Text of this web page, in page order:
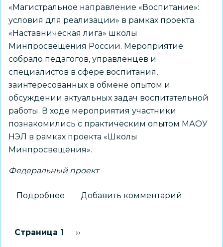
«Магистральное направление «Воспитание»:
условия для реализации» в рамках проекта
«Наставническая лига» школы
Минпросвещения России. Мероприятие
собрало педагогов, управленцев и
специалистов в сфере воспитания,
заинтересованных в обмене опытом и
обсуждении актуальных задач воспитательной
работы. В ходе мероприятия участники
познакомились с практическим опытом МАОУ
НЭЛ в рамках проекта «Школы
Минпросвещения».
Федеральный проект
Подробнее
опытом
Добавить комментарий
Нумерация
Страница 1 Следующая страница
››